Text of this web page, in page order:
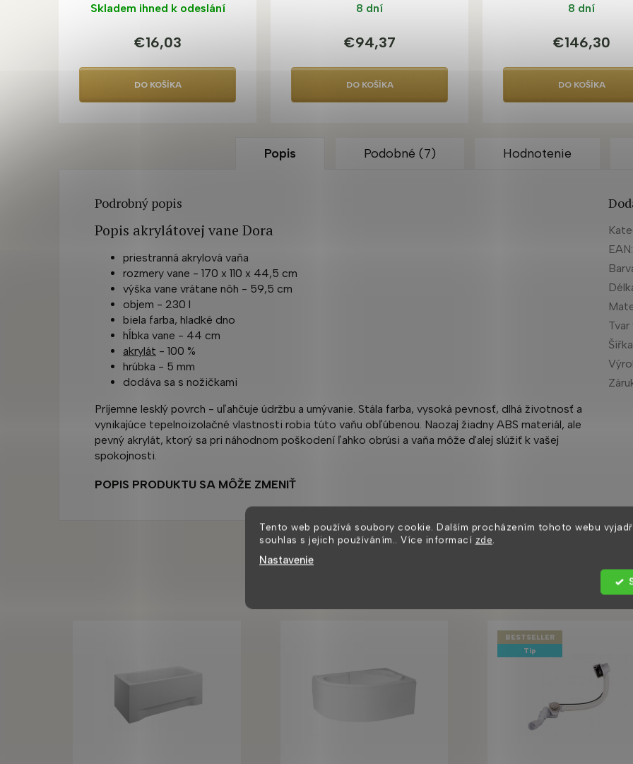
Tento web používá soubory cookie. Dalším procházením tohoto webu
souhlas s jejich používáním.. Více informací zde.
Nastavenie
Skladem ihned k odeslání
€16,03
DO KOŠÍKA
8 dní
€94,37
DO KOŠÍKA
8 dní
€146,30
DO KOŠÍKA
Popis Podobné (7) Hodnotenie
Podrobný popis
Popis akrylátovej vane Dora
priestranná akrylová vaňa
rozmery vane - 170 x 110 x 44,5 cm
výška vane vrátane nôh - 59,5 cm
objem - 230 l
biela farba, hladké dno
hĺbka vane - 44 cm
akrylát - 100 %
hrúbka - 5 mm
dodáva sa s nožičkami
Príjemne lesklý povrch - uľahčuje údržbu a umývanie. Stála farba, vysoká pevnosť, dlhá životnosť a
vynikajúce tepelnoizolačné vlastnosti robia túto vaňu obľúbenou. Naozaj žiadny ABS materiál, ale
pevný akrylát, ktorý sa pri náhodnom poškodení ľahko obrúsi a vaňa môže ďalej slúžiť k vašej
spokojnosti.
POPIS PRODUKTU SA MÔŽE ZMENIŤ
EAN:
Tvar
BESTSELLER
Tip